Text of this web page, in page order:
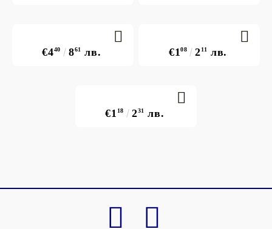
€440 861 лв. €108 211 лв.
€1 18 231 лв.